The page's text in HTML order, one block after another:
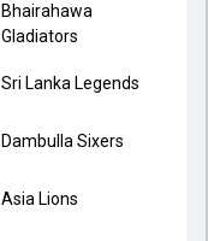
Bhairahawa
Gladiators
Sri Lanka Legends
Dambulla Sixers
Asia Lions